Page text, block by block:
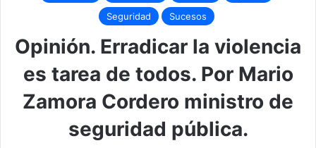
Seguridad
Sucesos
Opinión. Erradicar la violencia
es tarea de todos. Por Mario
Zamora Cordero ministro de
seguridad pública.